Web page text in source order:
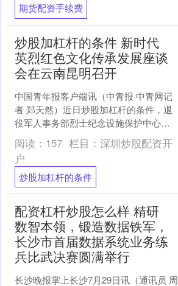
期货配资手续费
炒股加杠杆的条件 新时代
英烈红色文化传承发展座谈
会在云南昆明召开
中国青年报客户端讯（中青报·中青网记
者 郑天然）近日炒股加杠杆的条件，退
役军人事务部烈士纪念设施保护中心在
云南昆明组织召开新时代英烈红色文化
传承发展座谈会。 与....
阅读： 157 栏目： 深圳炒股配资开
户
炒股加杠杆的条件
配资杠杆炒股怎么样 精研
数智本领，锻造数据铁军，
长沙市首届数据系统业务练
兵比武决赛圆满举行
长沙晚报掌上长沙7月29日讯（通讯员 周